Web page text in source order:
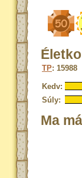
TP: 15988
Kedv:
Súly:
Ma